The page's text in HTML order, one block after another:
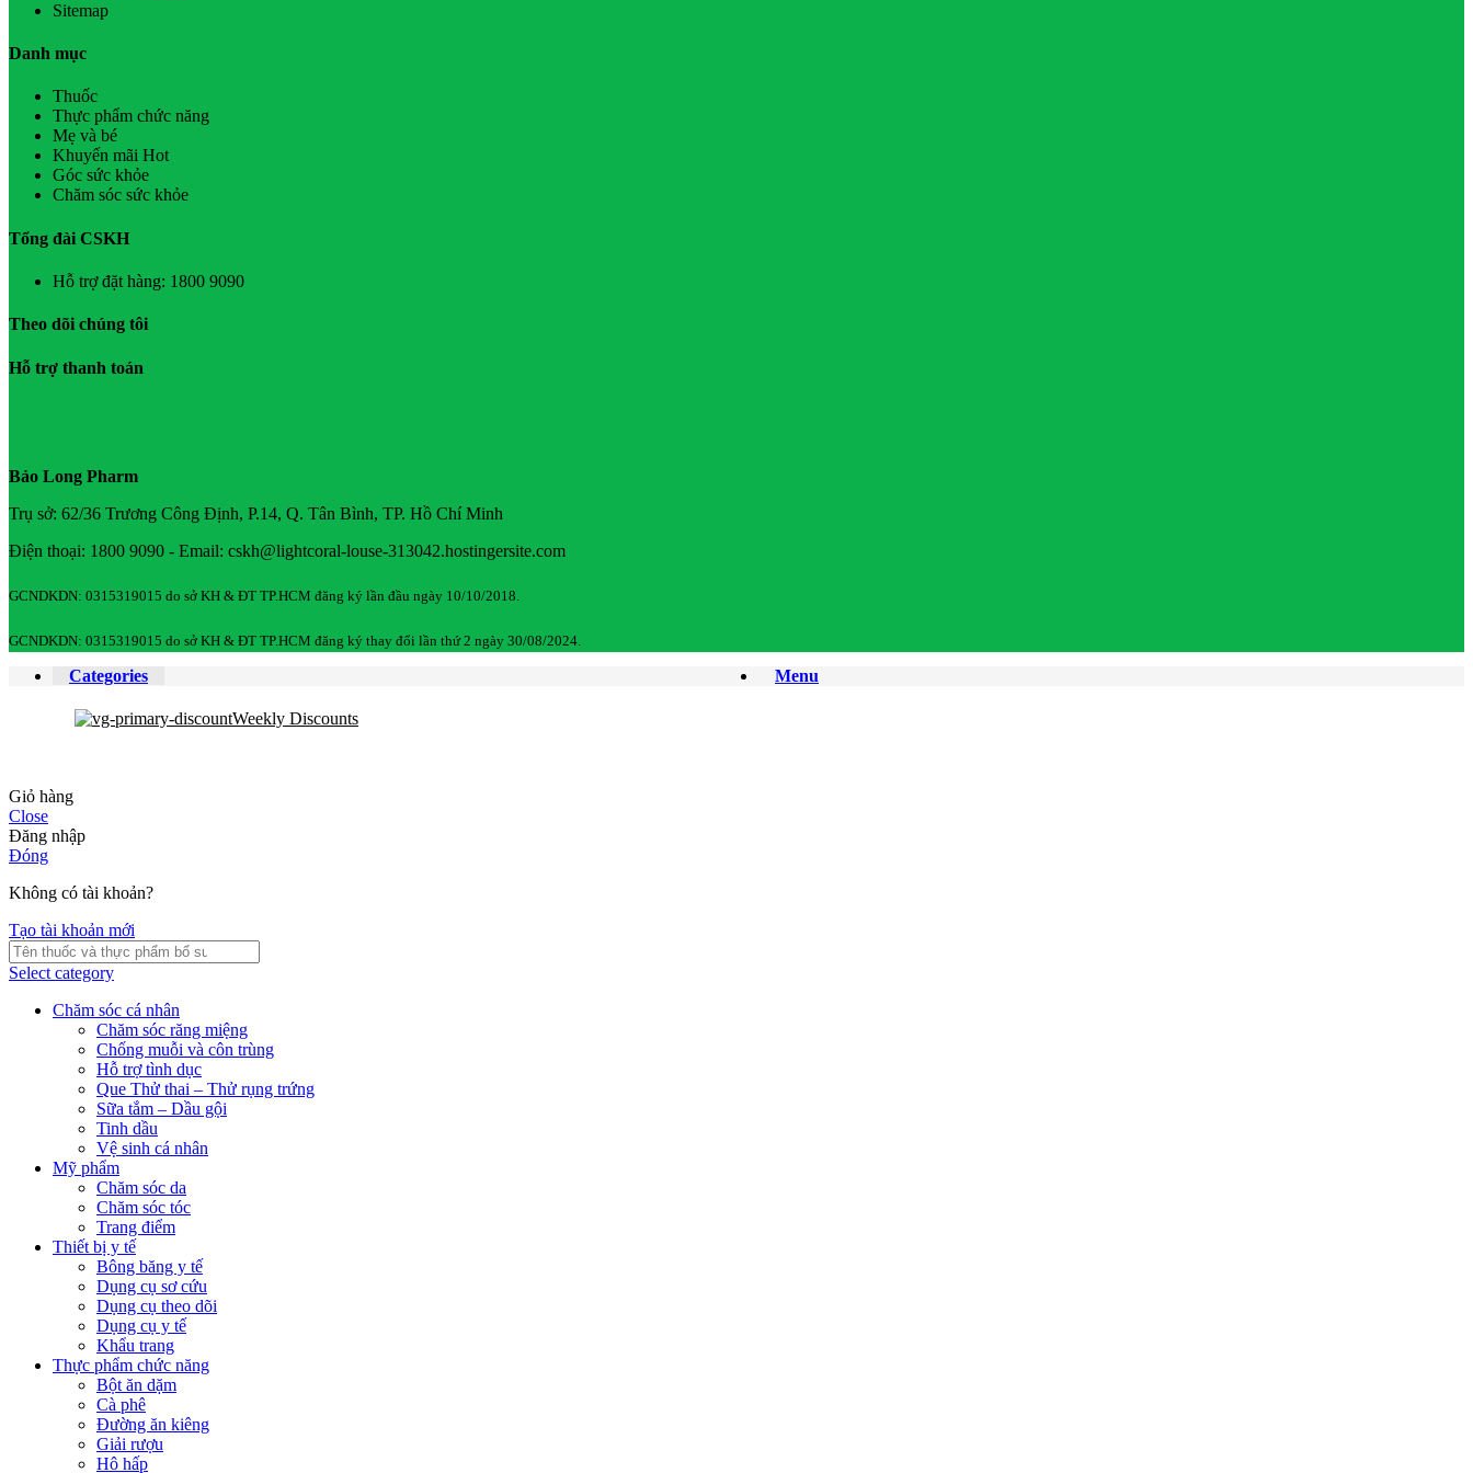
Sitemap
Danh mục
Thuốc
Thực phẩm chức năng
Mẹ và bé
Khuyến mãi Hot
Góc sức khỏe
Chăm sóc sức khỏe
Tổng đài CSKH
Hỗ trợ đặt hàng: 1800 9090
Theo dõi chúng tôi
Hỗ trợ thanh toán
Bảo Long Pharm
Trụ sở: 62/36 Trương Công Định, P.14, Q. Tân Bình, TP. Hồ Chí Minh
Điện thoại: 1800 9090 - Email: cskh@lightcoral-louse-313042.hostingersite.com
GCNDKDN: 0315319015 do sở KH & ĐT TP.HCM đăng ký lần đầu ngày 10/10/2018.
GCNDKDN: 0315319015 do sở KH & ĐT TP.HCM đăng ký thay đổi lần thứ 2 ngày 30/08/2024.
Menu
Categories
Weekly Discounts
Giỏ hàng
Close
Đăng nhập
Đóng
Không có tài khoản?
Tạo tài khoản mới
Select category
Chăm sóc cá nhân
Chăm sóc răng miệng
Chống muỗi và côn trùng
Hỗ trợ tình dục
Que Thử thai – Thử rụng trứng
Sữa tắm – Dầu gội
Tinh dầu
Vệ sinh cá nhân
Mỹ phẩm
Chăm sóc da
Chăm sóc tóc
Trang điểm
Thiết bị y tế
Bông băng y tế
Dụng cụ sơ cứu
Dụng cụ theo dõi
Dụng cụ y tế
Khẩu trang
Thực phẩm chức năng
Bột ăn dặm
Cà phê
Đường ăn kiêng
Giải rượu
Hô hấp